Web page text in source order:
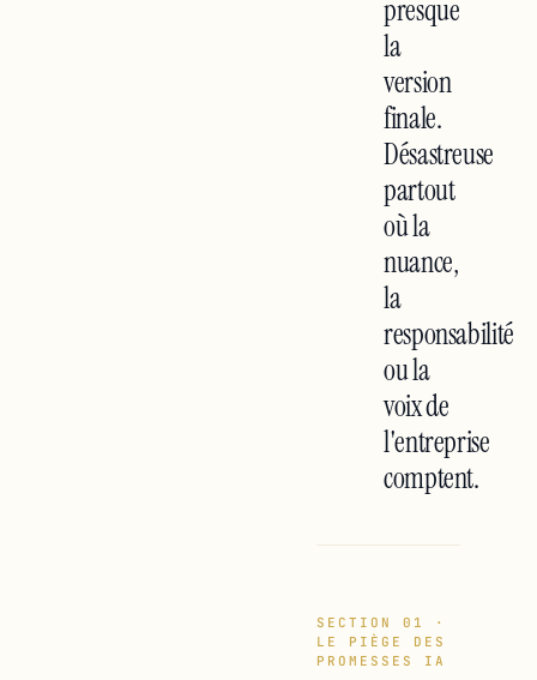
presque
la
version
finale.
Désastreuse
partout
où la
nuance,
la
responsabilité
ou la
voix de
l'entreprise
comptent.
SECTION 01 ·
LE PIÈGE DES
PROMESSES IA